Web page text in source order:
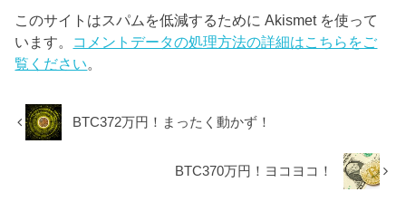
このサイトはスパムを低減するために Akismet を使って
います。 コメントデータの処理方法の詳細はこちらをご
覧ください。
BTC372万円！まったく動かず！
BTC370万円！ヨコヨコ！